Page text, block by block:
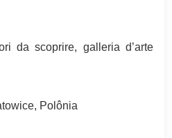
da scoprire, galleria d’arte
Polônia